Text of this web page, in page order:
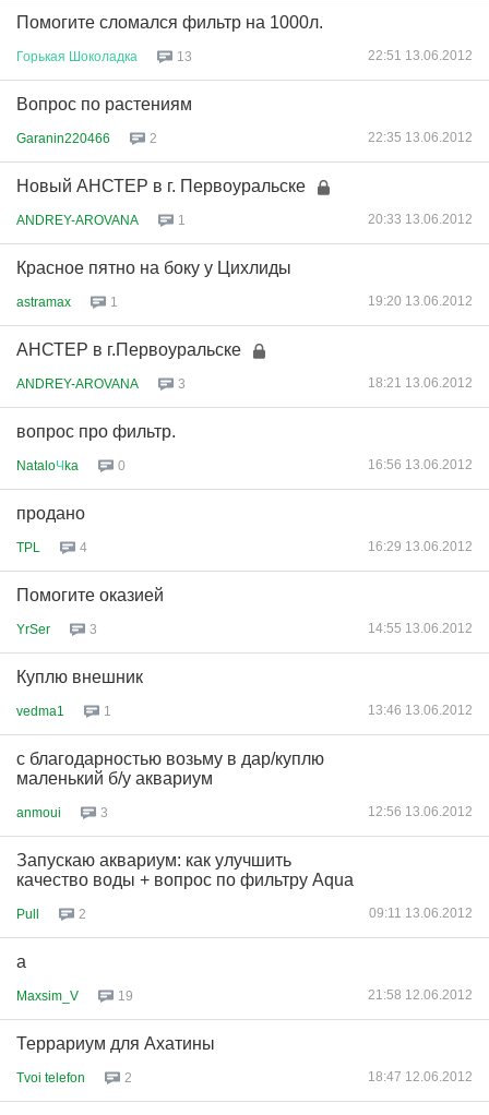
Помогите сломался фильтр на 1000л.
Горькая Шоколадка 13 22:51 13.06.2012
Вопрос по растениям
Garanin220466 2 22:35 13.06.2012
Новый АНСТЕР в г. Первоуральске
ANDREY-AROVANA 1 20:33 13.06.2012
Красное пятно на боку у Цихлиды
astramax 1 19:20 13.06.2012
АНСТЕР в г.Первоуральске
ANDREY-AROVANA 3 18:21 13.06.2012
вопрос про фильтр.
NataloЧka 0 16:56 13.06.2012
продано
TPL 4 16:29 13.06.2012
Помогите оказией
YrSer 3 14:55 13.06.2012
Куплю внешник
vedma1 1 13:46 13.06.2012
с благодарностью возьму в дар/куплю
маленький б/у аквариум
anmoui 3 12:56 13.06.2012
Запускаю аквариум: как улучшить
качество воды + вопрос по фильтру Aqua
Pull 2 09:11 13.06.2012
а
Maxsim_V 19 21:58 12.06.2012
Террариум для Ахатины
Tvoi telefon 2 18:47 12.06.2012